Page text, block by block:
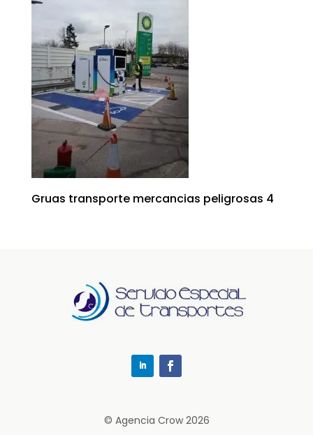
Gruas transporte mercancias peligrosas 4
© Agencia Crow 2026